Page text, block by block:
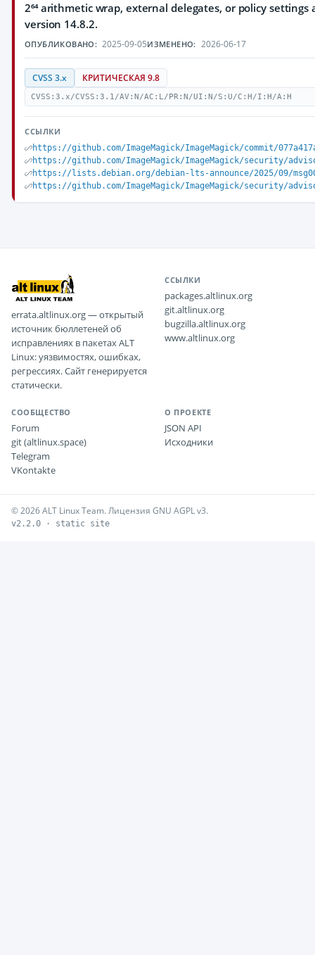
2⁶⁴ arithmetic wrap, external delegates, or policy settings
version 14.8.2.
ОПУБЛИКОВАНО: 2025-09-05ИЗМЕНЕНО: 2026-06-17
CVSS 3.x КРИТИЧЕСКАЯ 9.8
CVSS:3.x/CVSS:3.1/AV:N/AC:L/PR:N/UI:N/S:U/C:H/I:H/A:H
ССЫЛКИ
https://github.com/ImageMagick/ImageMagick/commit/
https://github.com/ImageMagick/ImageMagick/security/
https://lists.debian.org/debian-lts-announce/2025/09/
https://github.com/ImageMagick/ImageMagick/security/
errata.altlinux.org — открытый
источник бюллетеней об
исправлениях в пакетах ALT
Linux: уязвимостях, ошибках,
регрессиях. Сайт генерируется
статически.
ССЫЛКИ
packages.altlinux.org
git.altlinux.org
bugzilla.altlinux.org
www.altlinux.org
СООБЩЕСТВО
Forum
git (altlinux.space)
Telegram
VKontakte
О ПРОЕКТЕ
JSON API
Исходники
© 2026 ALT Linux Team. Лицензия GNU AGPL v3.
v2.2.0 · static site